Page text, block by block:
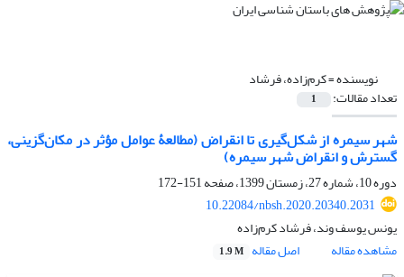
نویسنده =کرم‌زاده، فرشاد
تعداد مقالات: 1
شهر سیمره از شکل‌گیری تا انقراض (مطالعۀ عوامل مؤثر در مکان‌گزینی،
گسترش و انقراض شهر سیمره)
دوره 10، شماره 27، زمستان 1399، صفحه
151-172
10.22084/nbsh.2020.20340.2031
یونس یوسف وند، فرشاد کرم‌زاده
مشاهده مقاله
اصل مقاله 1.9 M